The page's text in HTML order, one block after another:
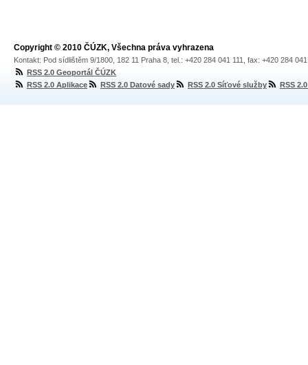
Copyright © 2010 ČÚZK, Všechna práva vyhrazena
Kontakt: Pod sídlištěm 9/1800, 182 11 Praha 8, tel.: +420 284 041 111, fax: +420 284
RSS 2.0 Geoportál ČÚZK
RSS 2.0 Aplikace
RSS 2.0 Datové sady RSS 2.0 Síťové služby RSS